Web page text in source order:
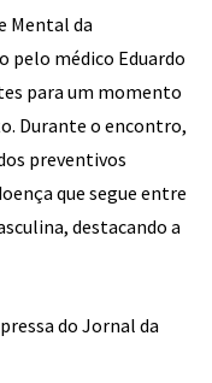
Mental da
pelo médico Eduardo
para um momento
Durante o encontro,
preventivos
que segue entre
destacando a
do Jornal da